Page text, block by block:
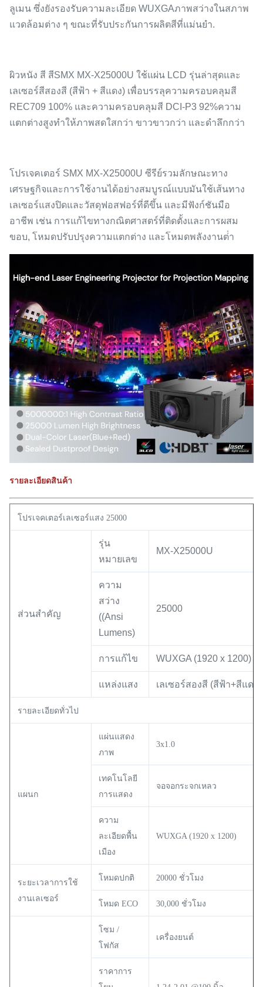
ลูเมน ซึ่งยังรองรับความละเอียด WUXGAภาพสว่างในสภาพ
แวดล้อมต่าง ๆ ขณะที่รับประกันการผลิตสีที่แม่นยํา.
ผิวหนัง สี สีSMX MX-X25000U ใช้แผ่น LCD รุ่นล่าสุดและ
เลเซอร์สีสองสี (สีฟ้า + สีแดง) เพื่อบรรลุความครอบคลุมสี
REC709 100% และความครอบคลุมสี DCI-P3 92%ความ
แตกต่างสูงทําให้ภาพสดใสกว่า ขาวขาวกว่า และดําลึกกว่า
โปรเจคเตอร์ SMX MX-X25000U ซีรีย์รวมลักษณะทาง
เศรษฐกิจและการใช้งานได้อย่างสมบูรณ์แบบมันใช้เส้นทาง
เลเซอร์แสงปิดและวัสดุฟอสฟอร์ที่ดีขึ้น และมีฟังก์ชันมือ
อาชีพ เช่น การแก้ไขทางกณิตศาสตร์ที่ติดตั้งและการผสม
ขอบ, โหมดปรับปรุงความแตกต่าง และโหมดพลังงานต่ํา
รายละเอียดสินค้า
โปรเจคเตอร์เลเซอร์แสง 25000
ส่วนสําคัญ
รุ่น
หมายเลข
MX-X25000U
ความ
สว่าง
((Ansi
Lumens)
25000
การแก้ไข WUXGA (1920 x 1200)
แหล่งแสง เลเซอร์สองสี (สีฟ้า+สีแดง)
รายละเอียดทั่วไป
แผนก
แผ่นแสดง
ภาพ
3x1.0
เทคโนโลยี
การแสดง
จอจอกระจกเหลว
ความ
ละเอียดพื้น
เมือง
WUXGA (1920 x 1200)
ระยะเวลาการใช้
งานเลเซอร์
โหมดปกติ 20000 ชั่วโมง
โหมด ECO 30,000 ชั่วโมง
โซม /
โฟกัส
เครื่องยนต์
ราคาการ